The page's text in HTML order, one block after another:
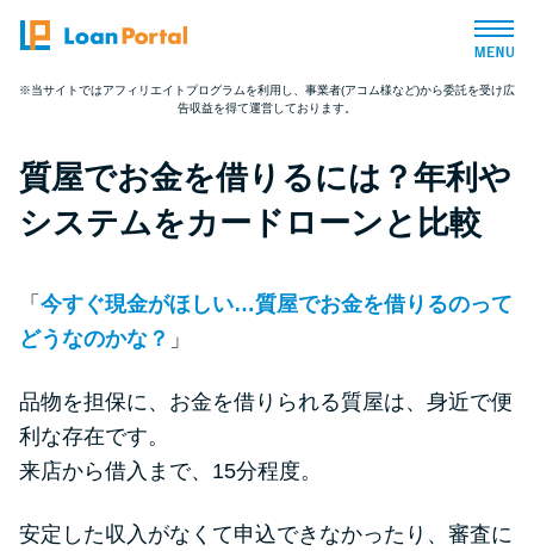
トップページ
おすすめコンテンツ
バレずに借りたい方向け
審査が不安な方向け
便利なコンテンツ
※当サイトではアフィリエイトプログラムを利用し、事業者(アコム様など)から委託を受け広
告収益を得て運営しております。
質屋でお金を借りるには？年利や
システムをカードローンと比較
「 今すぐ現金がほしい…質屋でお金を借りるのって
どうなのかな？ 」
品物を担保に、お金を借りられる質屋は、身近で便
利な存在です。
来店から借入まで、15分程度。
安定した収入がなくて申込できなかったり、審査に